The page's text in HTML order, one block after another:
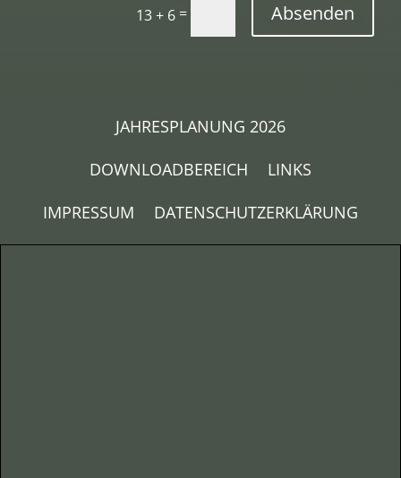
13 + 6 = Absenden
JAHRESPLANUNG 2026
DOWNLOADBEREICH
LINKS
IMPRESSUM
DATENSCHUTZERKLÄRUNG